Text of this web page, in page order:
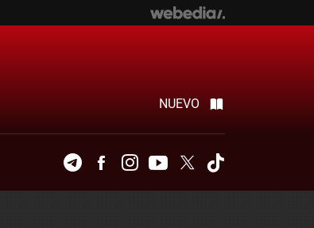
NUEVO
TelegramFacebookInstagramYoutubeTwitter